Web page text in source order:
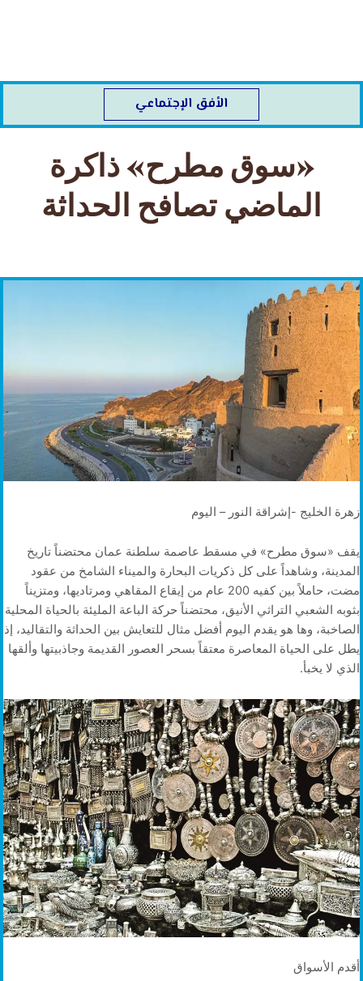
الأفق الإجتماعي
«سوق مطرح» ذاكرة
الماضي تصافح الحداثة
زهرة الخليج -إشراقة النور – اليوم
يقف «سوق مطرح» في مسقط عاصمة سلطنة عمان محتضناً تاريخ
المدينة، وشاهداً على كل ذكريات البحارة والميناء الشامخ من عقود
مضت، حاملاً بين كفيه 200 عام من إيقاع المقاهي ومرتاديها، ومتزيناً
بثوبه الشعبي التراثي الأنيق، محتضناً حركة الباعة المليئة بالحياة المحلية
الصاخبة، وها هو يقدم اليوم أفضل مثال للتعايش بين الحداثة والتقاليد، إذ
يطل على الحياة المعاصرة معتقاً بسحر العصور القديمة وجاذبيتها وألقها
الذي لا يخبأ.
أقدم الأسواق